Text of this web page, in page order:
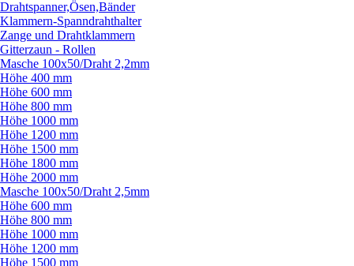
Drahtspanner,Ösen,Bänder
Klammern-Spanndrahthalter
Zange und Drahtklammern
Gitterzaun - Rollen
Masche 100x50/Draht 2,2mm
Höhe 400 mm
Höhe 600 mm
Höhe 800 mm
Höhe 1000 mm
Höhe 1200 mm
Höhe 1500 mm
Höhe 1800 mm
Höhe 2000 mm
Masche 100x50/Draht 2,5mm
Höhe 600 mm
Höhe 800 mm
Höhe 1000 mm
Höhe 1200 mm
Höhe 1500 mm